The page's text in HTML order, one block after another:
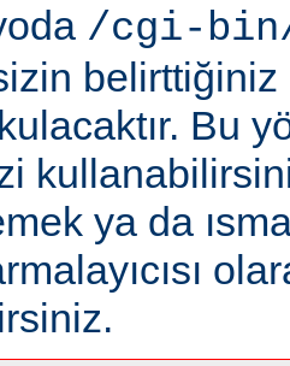
/cgi-
belirttiğiniz
Bu
ya da